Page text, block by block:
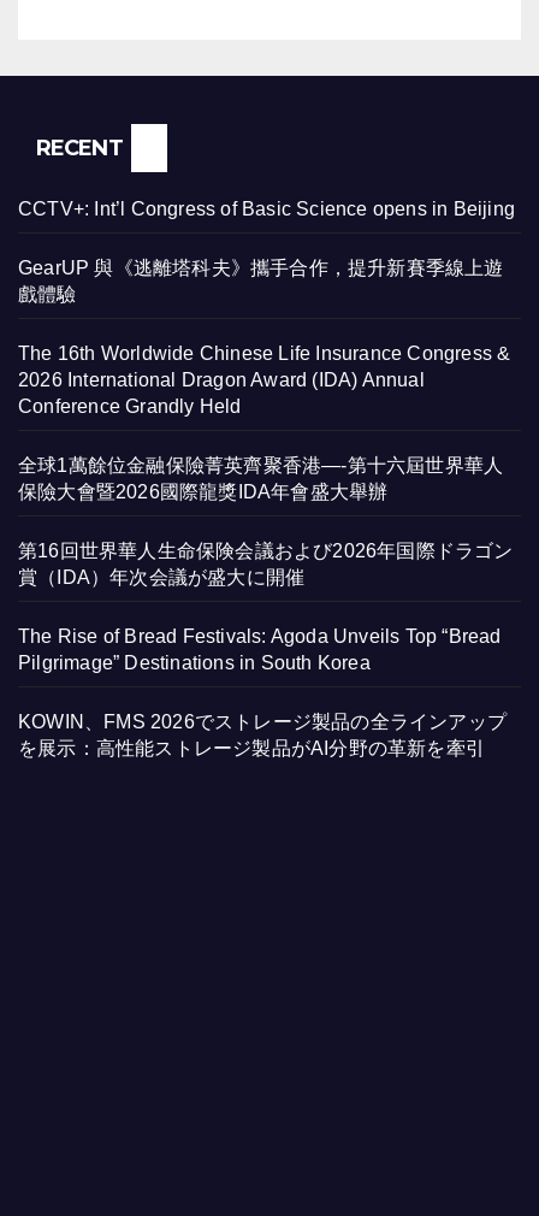
RECENT
CCTV+: Int’l Congress of Basic Science opens in Beijing
GearUP 與《逃離塔科夫》攜手合作，提升新賽季線上遊
戲體驗
The 16th Worldwide Chinese Life Insurance Congress &
2026 International Dragon Award (IDA) Annual
Conference Grandly Held
全球1萬餘位金融保險菁英齊聚香港—-第十六屆世界華人
保險大會暨2026國際龍獎IDA年會盛大舉辦
第16回世界華人生命保険会議および2026年国際ドラゴン
賞（IDA）年次会議が盛大に開催
The Rise of Bread Festivals: Agoda Unveils Top “Bread
Pilgrimage” Destinations in South Korea
KOWIN、FMS 2026でストレージ製品の全ラインアップ
を展示：高性能ストレージ製品がAI分野の革新を牽引